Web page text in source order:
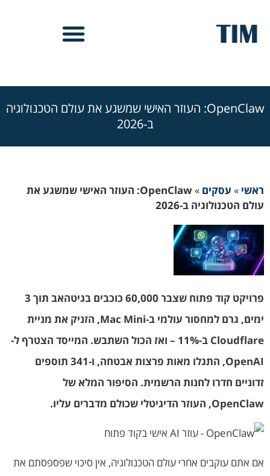
OpenClaw: העוזר האישי שמשגע את עולם הטכנולוגיה
ב-2026
ראשי » עסקים »
OpenClaw: העוזר האישי שמשגע את
עולם הטכנולוגיה ב-2026
פרויקט קוד פתוח שצבר 60,000 כוכבים בגיטהאב תוך 3
ימים, גרם למחסור עולמי ב-Mac Mini, הזניק את מניית
Cloudflare ב-11% – ואז הכול השתבש. המייסד הצטרף ל-
OpenAI, התגלו מאות פרצות אבטחה, ו-341 תוספים
זדוניים חדרו לחנות הרשמית. הסיפור המלא של
OpenClaw, העוזר הדיגיטלי שכולם מדברים עליו.
אם אתם עוקבים אחרי עולם הטכנולוגיה, אין סיכוי שפספסתם את